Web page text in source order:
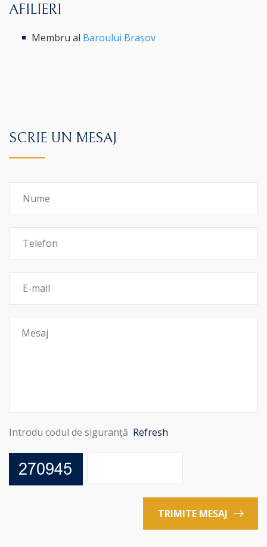
AFILIERI
Membru al Baroului Brașov
SCRIE UN MESAJ
Introdu codul de siguranță Refresh
TRIMITE MESAJ